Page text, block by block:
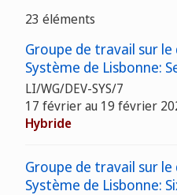
23 éléments
Groupe de travail sur
Système de Lisbonne:
LI/WG/DEV-SYS/7
17 février au 19 février
Hybride
Groupe de travail sur
Système de Lisbonne: